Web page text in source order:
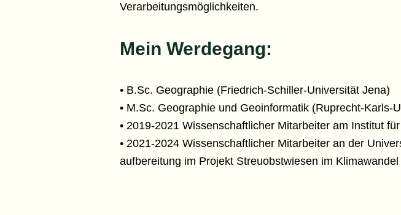
Verarbeitungsmöglichkeiten.
Mein Werdegang:
• B.Sc. Geographie (Friedrich-Schiller-Universität Jena)
• M.Sc. Geographie und Geoinformatik (Ruprecht-Karls-
• 2019-2021 Wissenschaftlicher Mitarbeiter am Institut
• 2021-2024 Wissenschaftlicher Mitarbeiter an der
aufbereitung im Projekt Streuobstwiesen im Klimawandel